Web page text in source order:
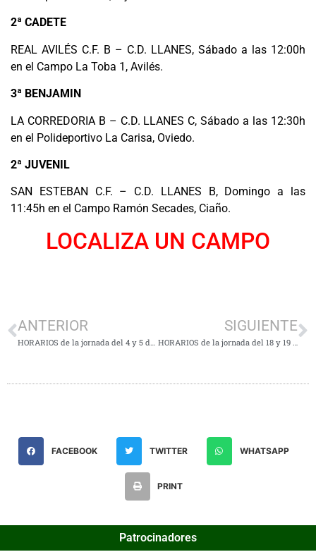
2ª CADETE
REAL AVILÉS C.F. B – C.D. LLANES, Sábado a las 12:00h
en el Campo La Toba 1, Avilés.
3ª BENJAMIN
LA CORREDORIA B – C.D. LLANES C, Sábado a las 12:30h
en el Polideportivo La Carisa, Oviedo.
2ª JUVENIL
SAN ESTEBAN C.F. – C.D. LLANES B, Domingo a las
11:45h en el Campo Ramón Secades, Ciaño.
LOCALIZA UN CAMPO
ANTERIOR SIGUIENTE
FACEBOOK TWITTER WHATSAPP
PRINT
Patrocinadores